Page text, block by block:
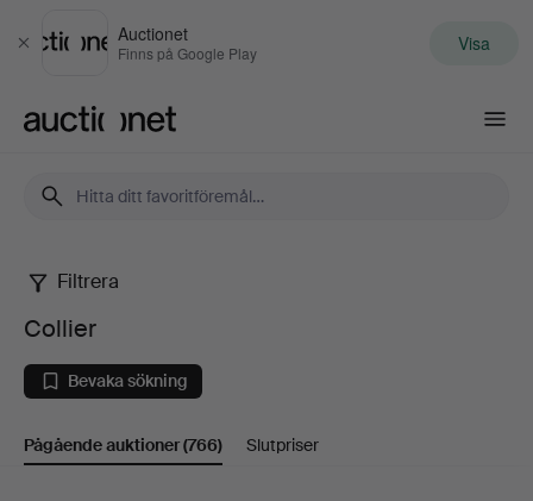
Stäng
Auctionet
Finns på Google Play Visa
Collier
Filtrera
Collier
Bevaka sökning
Pågående auktioner(766) Slutpriser